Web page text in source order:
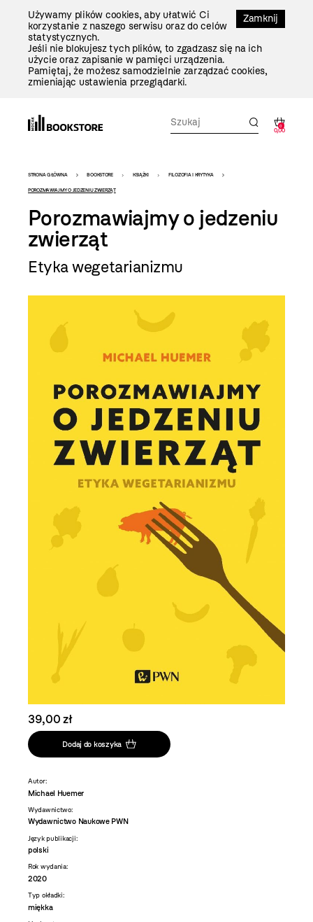
Zamknij
Używamy plików cookies, aby ułatwić Ci
korzystanie z naszego serwisu oraz do celów
statystycznych.
Jeśli nie blokujesz tych plików, to zgadzasz się na ich
użycie oraz zapisanie w pamięci urządzenia.
Pamiętaj, że możesz samodzielnie zarządzać cookies,
zmieniając ustawienia przeglądarki.
0
0,00
Bookstore
-
szablon
szczegóły
STRONA GŁÓWNA BOOKSTORE KSIĄŻKI FILOZOFIA I KRYTYKA
POROZMAWIAJMY O JEDZENIU ZWIERZĄT
Porozmawiajmy o jedzeniu
zwierząt
Etyka wegetarianizmu
39,00 zł
Dodaj do koszyka
Autor:
Michael Huemer
Wydawnictwo:
Wydawnictwo Naukowe PWN
Język publikacji:
polski
Rok wydania:
2020
Typ okładki:
miękka